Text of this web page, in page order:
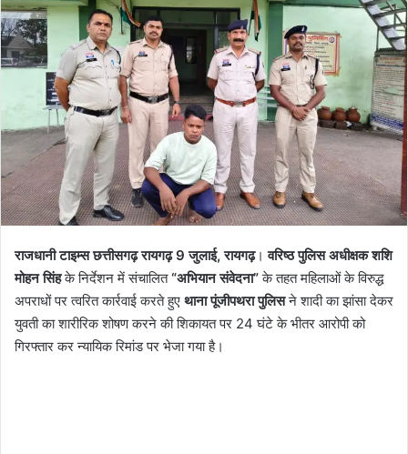
राजधानी टाइम्स छत्तीसगढ़ रायगढ़ 9 जुलाई, रायगढ़।वरिष्ठ पुलिस अधीक्षक शशि
मोहन सिंहके निर्देशन में संचालित“अभियान संवेदना”के तहत महिलाओं के विरुद्ध
अपराधों पर त्वरित कार्रवाई करते हुए थाना पूंजीपथरा पुलिसने शादी का झांसा देकर
युवती का शारीरिक शोषण करने की शिकायत पर 24 घंटे के भीतर आरोपी को
गिरफ्तार कर न्यायिक रिमांड पर भेजा गया है।